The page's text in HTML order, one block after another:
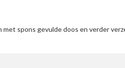
spons gevulde doos en verder